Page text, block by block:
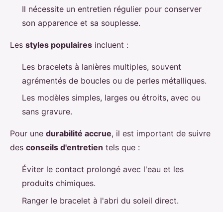
Il nécessite un entretien régulier pour conserver
son apparence et sa souplesse.
Les styles populaires incluent :
Les bracelets à lanières multiples, souvent
agrémentés de boucles ou de perles métalliques.
Les modèles simples, larges ou étroits, avec ou
sans gravure.
Pour une durabilité accrue, il est important de suivre
des conseils d'entretien tels que :
Éviter le contact prolongé avec l'eau et les
produits chimiques.
Ranger le bracelet à l'abri du soleil direct.